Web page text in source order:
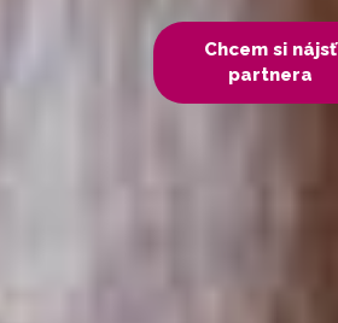
Chcem si nájsť
partnera